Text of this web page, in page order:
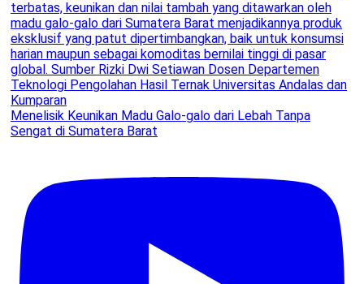
Menelisik Keunikan Madu Galo-galo dari Lebah Tanpa
Sengat di Sumatera Barat